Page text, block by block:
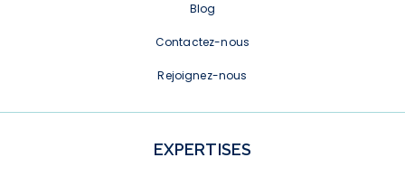
Blog
Contactez-nous
Rejoignez-nous
EXPERTISES